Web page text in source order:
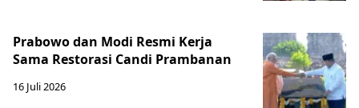
Prabowo dan Modi Resmi Kerja
Sama Restorasi Candi Prambanan
16 Juli 2026